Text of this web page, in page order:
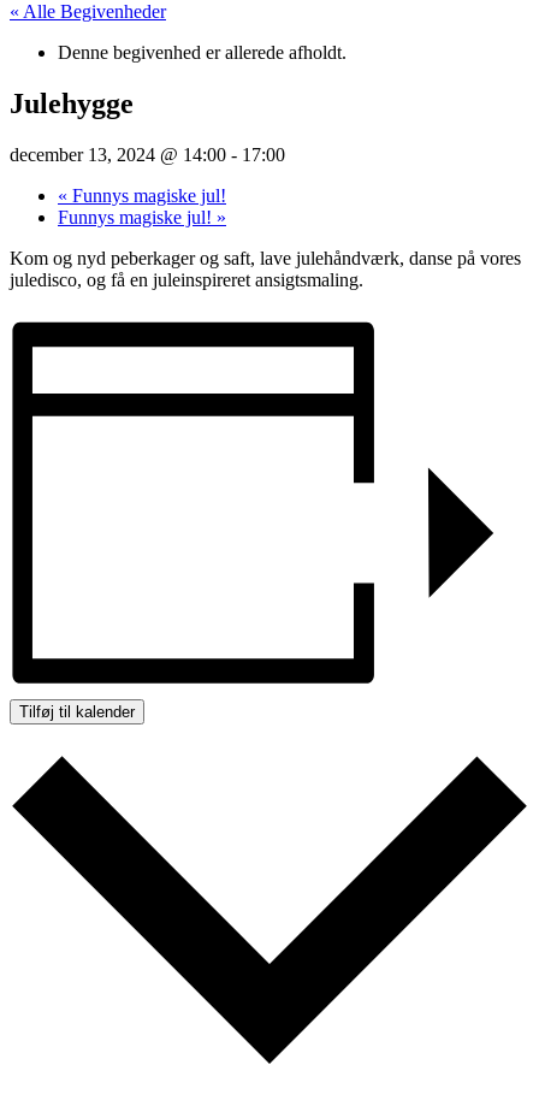
« Alle Begivenheder
Denne begivenhed er allerede afholdt.
Julehygge
december 13, 2024 @ 14:00 - 17:00
« Funnys magiske jul!
Funnys magiske jul! »
Kom og nyd peberkager og saft, lave julehåndværk, danse på vores
juledisco, og få en juleinspireret ansigtsmaling.
Tilføj til kalender